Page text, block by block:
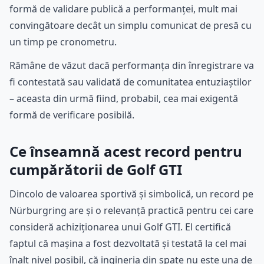
formă de validare publică a performanței, mult mai
convingătoare decât un simplu comunicat de presă cu
un timp pe cronometru.
Rămâne de văzut dacă performanța din înregistrare va
fi contestată sau validată de comunitatea entuziaștilor
– aceasta din urmă fiind, probabil, cea mai exigentă
formă de verificare posibilă.
Ce înseamnă acest record pentru
cumpărătorii de Golf GTI
Dincolo de valoarea sportivă și simbolică, un record pe
Nürburgring are și o relevanță practică pentru cei care
consideră achiziționarea unui Golf GTI. El certifică
faptul că mașina a fost dezvoltată și testată la cel mai
înalt nivel posibil, că ingineria din spate nu este una de